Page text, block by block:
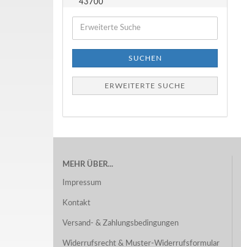
Suche
SUCHEN
ERWEITERTE SUCHE
MEHR ÜBER...
Impressum
Kontakt
Versand- & Zahlungsbedingungen
Widerrufsrecht & Muster-Widerrufsformular